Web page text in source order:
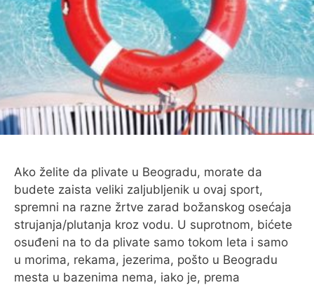
O MENI
Ako želite da plivate u Beogradu, morate da
budete zaista veliki zaljubljenik u ovaj sport,
spremni na razne žrtve zarad božanskog osećaja
strujanja/plutanja kroz vodu. U suprotnom, bićete
osuđeni na to da plivate samo tokom leta i samo
u morima, rekama, jezerima, pošto u Beogradu
mesta u bazenima nema, iako je, prema